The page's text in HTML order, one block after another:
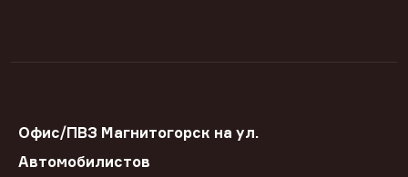
Офис/ПВЗ Магнитогорск на ул.
Автомобилистов